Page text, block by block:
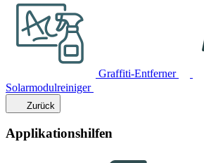
Graffiti-Entferner
Solarmodulreiniger
Zurück
Applikationshilfen